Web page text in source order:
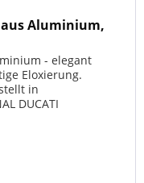
aus Aluminium,
- elegant
Eloxierung.
in
DUCATI